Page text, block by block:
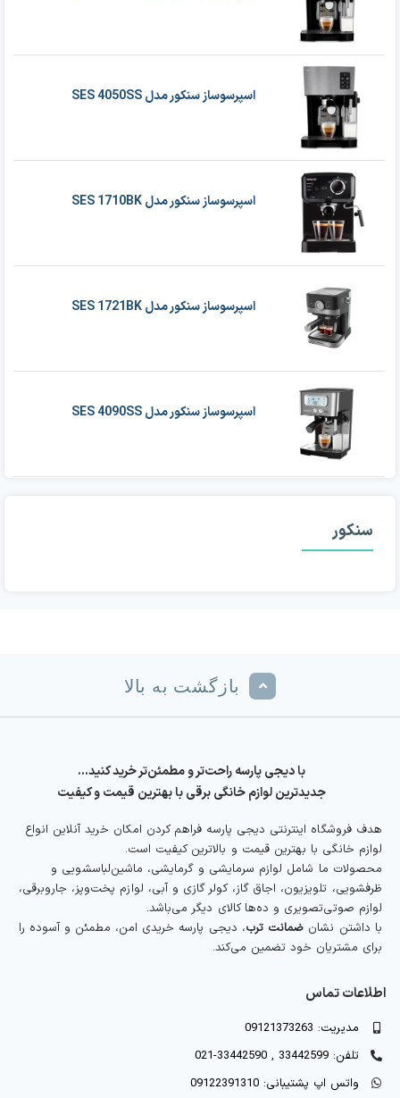
اسپرسوساز سنکور مدل SES 4050SS
اسپرسوساز سنکور مدل SES 1710BK
اسپرسوساز سنکور مدل SES 1721BK
اسپرسوساز سنکور مدل SES 4090SS
سنکور
بازگشت به بالا
با دیجی پارسه راحت‌تر و مطمئن‌تر خرید کنید…
جدیدترین لوازم خانگی برقی با بهترین قیمت و کیفیت
هدف فروشگاه اینترنتی دیجی پارسه فراهم کردن امکان خرید آنلاین انواع
لوازم خانگی با بهترین قیمت و بالاترین کیفیت است.
محصولات ما شامل لوازم سرمایشی و گرمایشی، ماشین‌لباسشویی و
ظرفشویی، تلویزیون، اجاق گاز، کولر گازی و آبی، لوازم پخت‌وپز، جاروبرقی،
لوازم صوتی‌تصویری و ده‌ها کالای دیگر می‌باشد.
با داشتن نشان ضمانت ترب، دیجی پارسه خریدی امن، مطمئن و آسوده را
برای مشتریان خود تضمین می‌کند.
اطلاعات تماس
مدیریت: 09121373263
تلفن: 33442599 , 33442590-021
واتس اپ پشتیبانی: 09122391310